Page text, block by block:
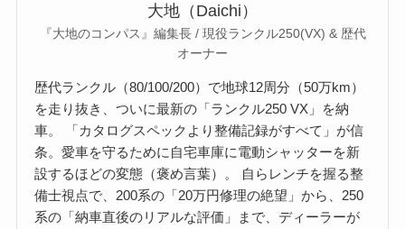
大地（Daichi）
『大地のコンパス』編集長 / 現役ランクル250(VX) & 歴代
オーナー
歴代ランクル（80/100/200）で地球12周分（50万km）
を走り抜き、ついに最新の「ランクル250 VX」を納
車。 「カタログスペックより整備記録がすべて」が信
条。愛車を守るために自宅車庫に電動シャッターを新
設するほどの変態（褒め言葉）。 自らレンチを握る整
備士視点で、200系の「20万円修理の絶望」から、250
系の「納車直後のリアルな評価」まで、ディーラーが